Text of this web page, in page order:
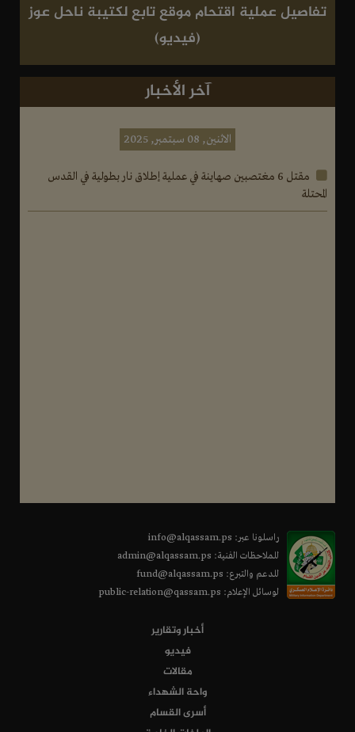
تفاصيل عملية اقتحام موقع تابع لكتيبة ناحل عوز
(فيديو)
آخر الأخبار
الاثنين, 08 سبتمبر, 2025
مقتل 6 مغتصبين صهاينة في عملية إطلاق نار بطولية في القدس
المحتلة
راسلونا عبر: info@alqassam.ps
للملاحظات الفنية: admin@alqassam.ps
للدعم والتبرع: fund@alqassam.ps
لوسائل الإعلام: public-relation@qassam.ps
أخبار وتقارير
فيديو
مقالات
واحة الشهداء
أسرى القسام